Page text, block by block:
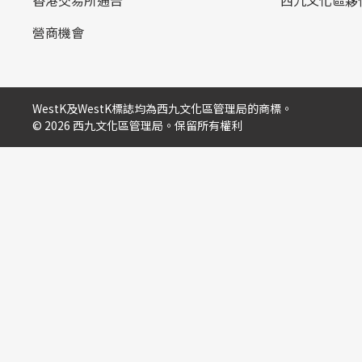
營商機會
WestK及WestK標誌均為西九文化區管理局的商標。
© 2026 西九文化區管理局。保留所有權利